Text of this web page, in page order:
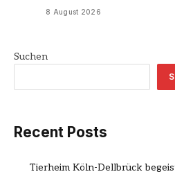
8 August 2026
Suchen
Recent Posts
Tierheim Köln-Dellbrück